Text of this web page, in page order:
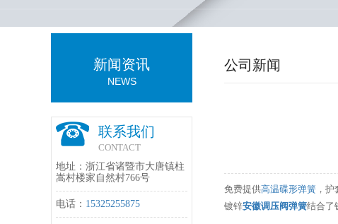
新闻资讯
NEWS
联系我们
CONTACT
地址：浙江省诸暨市大唐镇柱
嵩村楼家自然村766号
电话： 15325255875
公司新闻
免费提供高温碟形弹簧，护
镀锌安徽调压阀弹簧结合了